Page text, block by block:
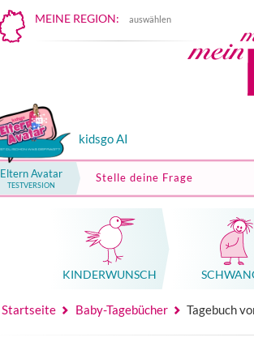
MEINE REGION: auswählen
kidsgo AI
Eltern Avatar
TESTVERSION
Stelle deine Frage
KINDER­WUNSCH
Startseite Baby-Tagebücher Tagebuch